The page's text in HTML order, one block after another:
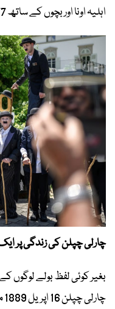
اہلیہ اونا اور بچوں کے ساتھ 1977 تک مقیم رہے۔
چارلی چپلن کی زندگی پر
بغیر کوئی لفظ بولے لوگوں